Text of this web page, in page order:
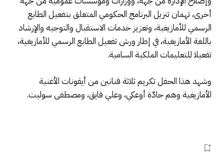
أخرى، تهمان تنزيل البرنامج الحكومي المتعلق بتفعيل الطابع
الرسمي للأمازيغية، وتعزيز خدمات الاستقبال والتوجيه والإرشاد
باللغة الأمازيغية، في إطار ورش تفعيل الطابع الرسمي للأمازيغية،
تفعيلا للتعليمات الملكية السامية.
وشهد هذا الحفل تكريم ثلاثة فنانين من أيقونات الأغنية
الأمازيغية وهم حادّة أوعكي، وعلي فايق، ومصطفى سوليت.